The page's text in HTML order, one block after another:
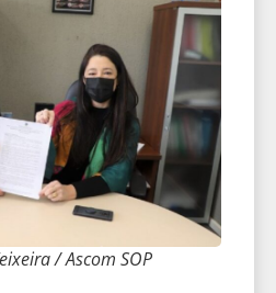
/ Ascom SOP